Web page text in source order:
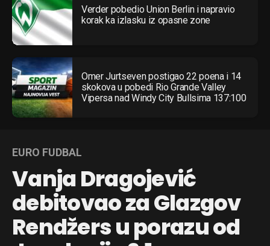
Verder pobedio Union Berlin i napravio
korak ka izlasku iz opasne zone
Omer Jurtseven postigao 22 poena i 14
skokova u pobedi Rio Grande Valley
Vipersa nad Windy City Bullsima 137:100
EURO FUDBAL
Vanja Dragojević
debitovao za Glazgov
Rendžers u porazu od